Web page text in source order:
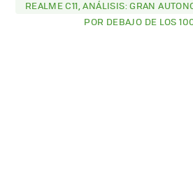
REALME C11, ANÁLISIS: GRAN
POR DEBAJO DE LOS